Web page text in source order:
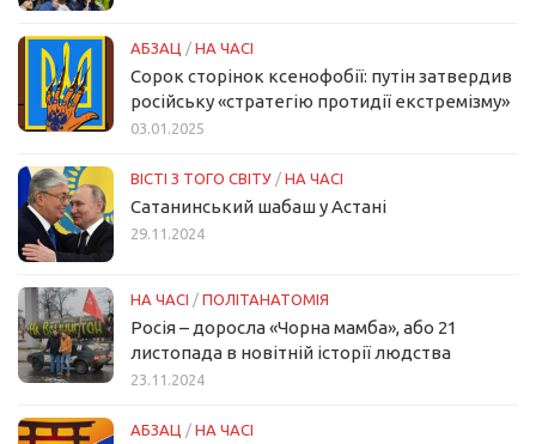
АБЗАЦ / НА ЧАСІ
Сорок сторінок ксенофобії: путін затвердив
російську «стратегію протидії екстремізму»
03.01.2025
ВІСТІ З ТОГО СВІТУ / НА ЧАСІ
Сатанинський шабаш у Астані
29.11.2024
НА ЧАСІ / ПОЛІТАНАТОМІЯ
Росія – доросла «Чорна мамба», або 21
листопада в новітній історії людства
23.11.2024
АБЗАЦ / НА ЧАСІ